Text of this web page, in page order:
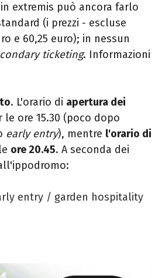
extremis può ancora farlo
(i prezzi - escluse
e 60,25 euro); in nessun
ticketing. Informazioni
. L'orario di apertura dei
ore 15.30 (poco dopo
early entry), mentre l'orario di
ore 20.45. A seconda dei
entry / garden hospitality